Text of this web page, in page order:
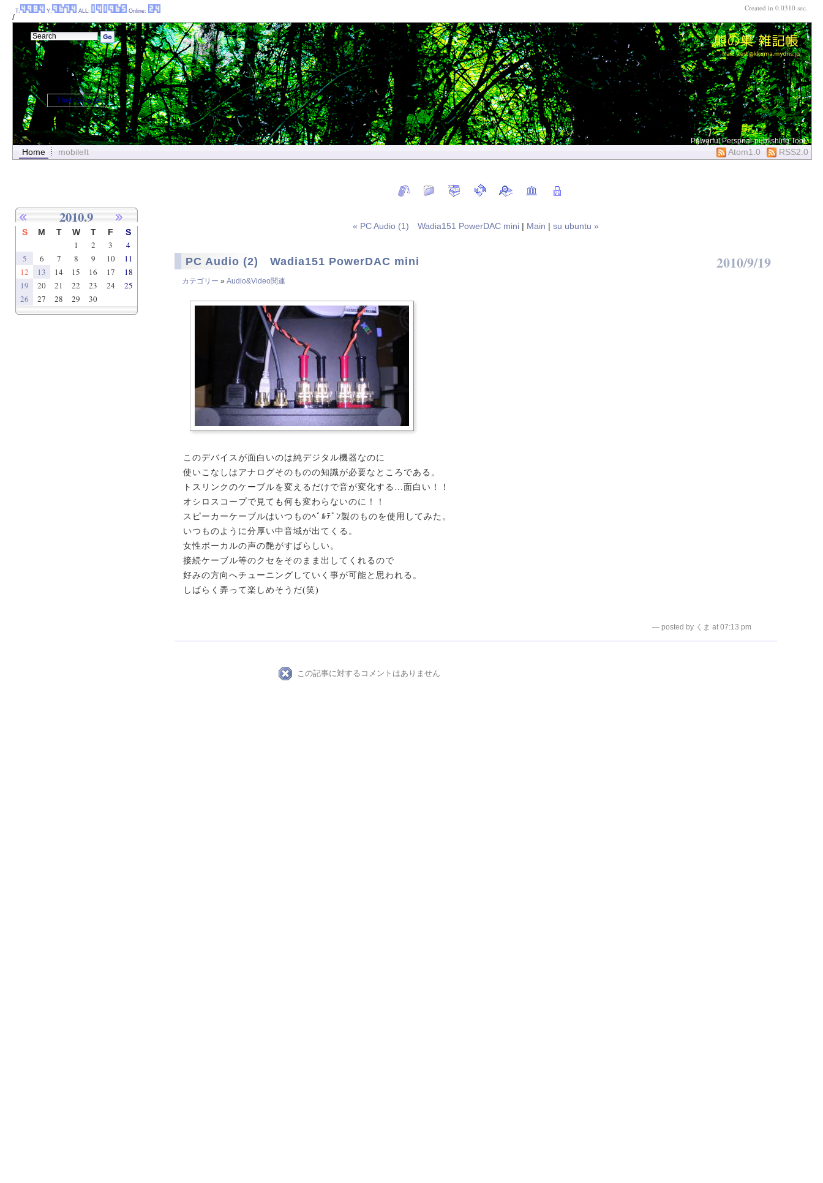
/
Powerful Perspnal-publishing Tool
Home mobileIt RSS2.0
Atom1.0
« PC Audio (1) Wadia151 PowerDAC mini | Main | su ubuntu »
PC Audio (2) Wadia151 PowerDAC mini 2010/9/19
カテゴリー » Audio&Video関連
このデバイスが面白いのは純デジタル機器なのに
使いこなしはアナログそのものの知識が必要なところである。
トスリンクのケーブルを変えるだけで音が変化する...面白い！！
オシロスコープで見ても何も変わらないのに！！
スピーカーケーブルはいつものﾍﾞﾙﾃﾞﾝ製のものを使用してみた。
いつものように分厚い中音域が出てくる。
女性ボーカルの声の艶がすばらしい。
接続ケーブル等のクセをそのまま出してくれるので
好みの方向へチューニングしていく事が可能と思われる。
しばらく弄って楽しめそうだ(笑)
— posted by くま at 07:13 pm
この記事に対するコメントはありません
2010.9
S M T W T F S
1 2 3
4
5
6 7 8 9 10
11
12
13 14 15 16 17
18
19
20 21 22 23 24
25
26
27 28 29 30
T: Y: ALL: Online:
ThemePanel
Created in 0.0310 sec.